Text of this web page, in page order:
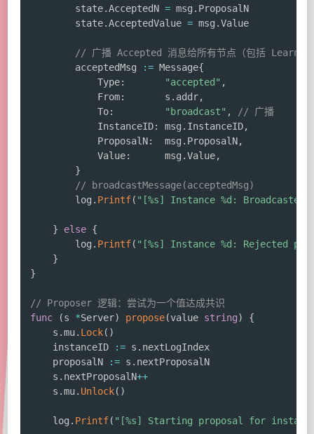
		state
.AcceptedN = msg . ProposalN
		state
.AcceptedValue = msg .Value
// 广播 Accepted 消息给所有节点（包括 Learner
		acceptedMsg
:= Message{
			Type
: "accepted" ,
			From
:
       s
. addr,
			To
: "broadcast" ,
// 广播
			InstanceID
: msg . InstanceID,
			ProposalN
:
  msg
. ProposalN,
			Value
:
      msg
.Value,
}
// broadcastMessage(acceptedMsg)
		log
. Printf( "[%s] Instance %d:
} else {
		log
. Printf( "[%s] Instance %d: Rejected
}
}
// Proposer 逻辑：尝试为一个值达成共识
func
(s *Server) propose(value string)
{
    s
.mu. Lock( )
    instanceID
:= s . nextLogIndex
    proposalN
:= s . nextProposalN
    s
. nextProposalN++
    s
.mu. Unlock( )
    log
. Printf( "[%s] Starting proposal for instance